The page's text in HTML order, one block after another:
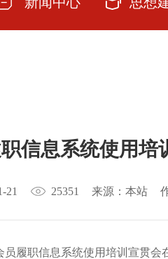
交流园地
信息系统使用
21 25351 来源：本站
员履职信息系统使用培训宣贯